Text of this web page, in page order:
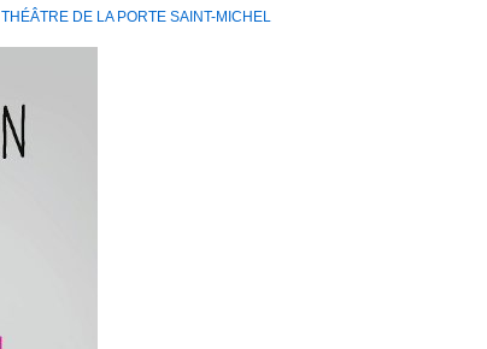
THÉÂTRE DE LA PORTE SAINT-MICHEL